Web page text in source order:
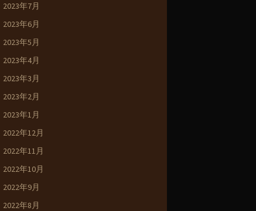
2023年7月
2023年6月
2023年5月
2023年4月
2023年3月
2023年2月
2023年1月
2022年12月
2022年11月
2022年10月
2022年9月
2022年8月